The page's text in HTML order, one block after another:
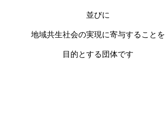
並びに
地域共生社会の実現に寄与することを
目的とする団体です